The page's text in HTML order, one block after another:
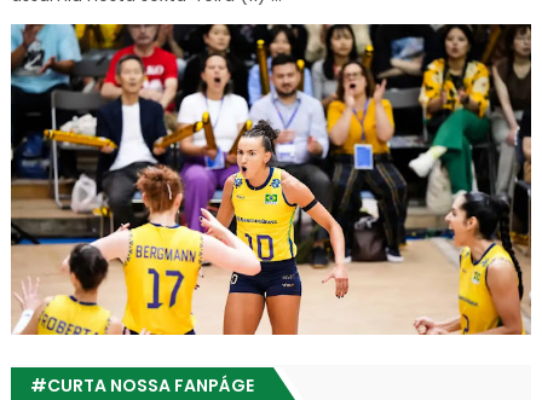
#CURTA NOSSA FANPÁGE